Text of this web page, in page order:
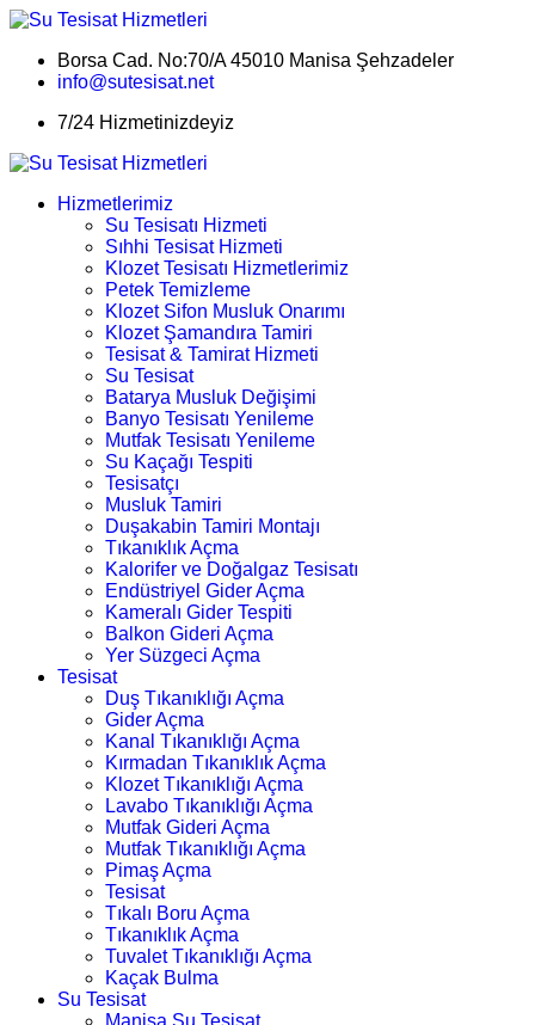
Borsa Cad. No:70/A 45010 Manisa Şehzadeler
info@sutesisat.net
7/24 Hizmetinizdeyiz
Hizmetlerimiz
Su Tesisatı Hizmeti
Sıhhi Tesisat Hizmeti
Klozet Tesisatı Hizmetlerimiz
Petek Temizleme
Klozet Sifon Musluk Onarımı
Klozet Şamandıra Tamiri
Tesisat & Tamirat Hizmeti
Su Tesisat
Batarya Musluk Değişimi
Banyo Tesisatı Yenileme
Mutfak Tesisatı Yenileme
Su Kaçağı Tespiti
Tesisatçı
Musluk Tamiri
Duşakabin Tamiri Montajı
Tıkanıklık Açma
Kalorifer ve Doğalgaz Tesisatı
Endüstriyel Gider Açma
Kameralı Gider Tespiti
Balkon Gideri Açma
Yer Süzgeci Açma
Tesisat
Duş Tıkanıklığı Açma
Gider Açma
Kanal Tıkanıklığı Açma
Kırmadan Tıkanıklık Açma
Klozet Tıkanıklığı Açma
Lavabo Tıkanıklığı Açma
Mutfak Gideri Açma
Mutfak Tıkanıklığı Açma
Pimaş Açma
Tesisat
Tıkalı Boru Açma
Tıkanıklık Açma
Tuvalet Tıkanıklığı Açma
Kaçak Bulma
Su Tesisat
Manisa Su Tesisat